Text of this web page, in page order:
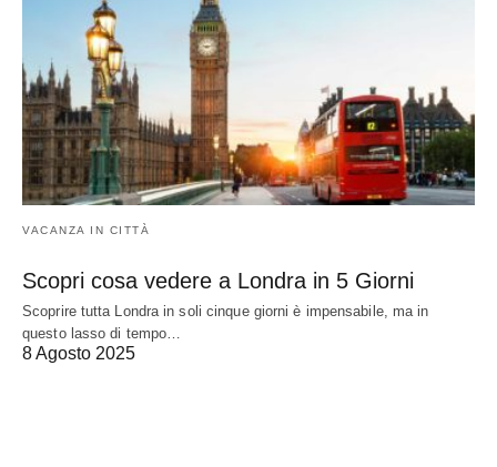
VACANZA IN CITTÀ
Scopri cosa vedere a Londra in 5 Giorni
Scoprire tutta Londra in soli cinque giorni è impensabile, ma in
questo lasso di tempo…
8 Agosto 2025